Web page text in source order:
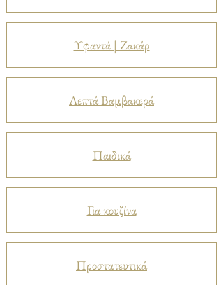
Υφαντά | Ζακάρ
Λεπτά Βαμβακερά
Παιδικά
Για κουζίνα
Προστατευτικά